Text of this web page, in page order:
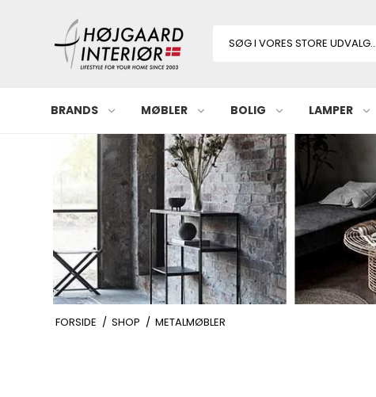
BRANDS MØBLER BOLIG LAMPER
FORSIDE / SHOP / METALMØBLER